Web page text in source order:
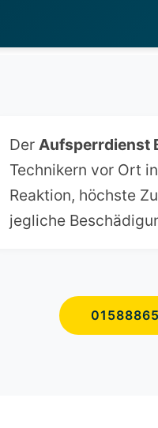
Der Aufsperrdienst
Technikern vor Ort
Reaktion, höchste
jegliche